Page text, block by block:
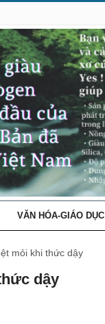
VĂN HÓA-GIÁO DỤC
mỏi khi thức dậy
dậy